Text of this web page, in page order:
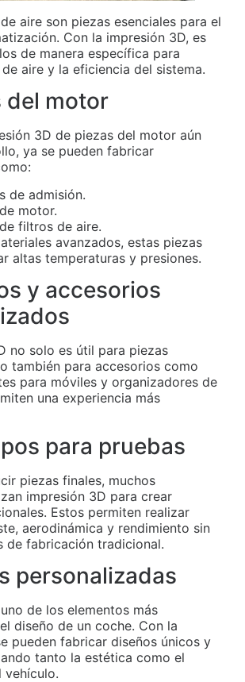
aire son piezas esenciales para el
Con la impresión 3D, es
de manera específica para
aire y la eficiencia del sistema.
del motor
3D de piezas del motor aún
ya se pueden fabricar
de admisión.
motor.
filtros de aire.
avanzados, estas piezas
altas temperaturas y presiones.
y accesorios
no solo es útil para piezas
también para accesorios como
para móviles y organizadores de
una experiencia más
para pruebas
piezas finales, muchos
impresión 3D para crear
Estos permiten realizar
aerodinámica y rendimiento sin
de fabricación tradicional.
personalizadas
de los elementos más
diseño de un coche. Con la
pueden fabricar diseños únicos y
tanto la estética como el
vehículo.